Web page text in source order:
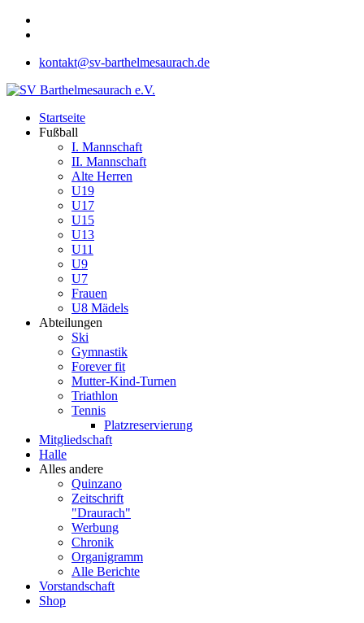
kontakt@sv-barthelmesaurach.de
Startseite
Fußball
I. Mannschaft
II. Mannschaft
Alte Herren
U19
U17
U15
U13
U11
U9
U7
Frauen
U8 Mädels
Abteilungen
Ski
Gymnastik
Forever fit
Mutter-Kind-Turnen
Triathlon
Tennis
Platzreservierung
Mitgliedschaft
Halle
Alles andere
Quinzano
Zeitschrift
"Draurach"
Werbung
Chronik
Organigramm
Alle Berichte
Vorstandschaft
Shop